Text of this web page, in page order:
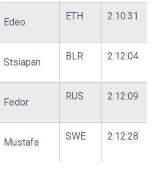
Edeo
ETH 2:10:31
Stsiapan
BLR 2:12:04
Fedor
RUS 2:12:09
Mustafa
SWE 2:12:28